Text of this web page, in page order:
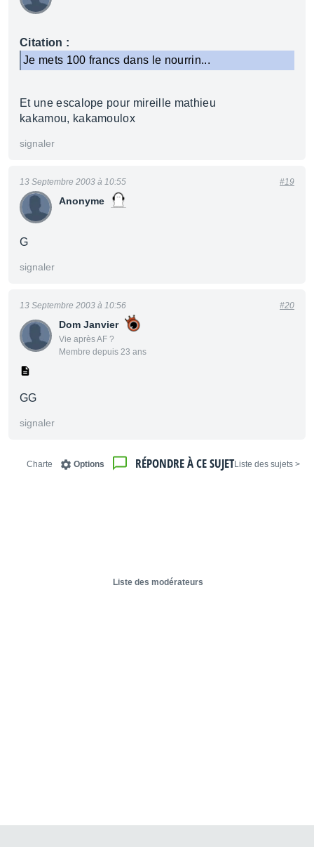
Citation :
Je mets 100 francs dans le nourrin...
Et une escalope pour mireille mathieu
kakamou, kakamoulox
signaler
Anonyme
13 Septembre 2003 à 10:55 #19
G
signaler
Dom Janvier
Vie après AF ?
Membre depuis 23 ans
13 Septembre 2003 à 10:56 #20
GG
signaler
< Liste des sujets
RÉPONDRE À CE SUJET
Options
Charte
Liste des modérateurs